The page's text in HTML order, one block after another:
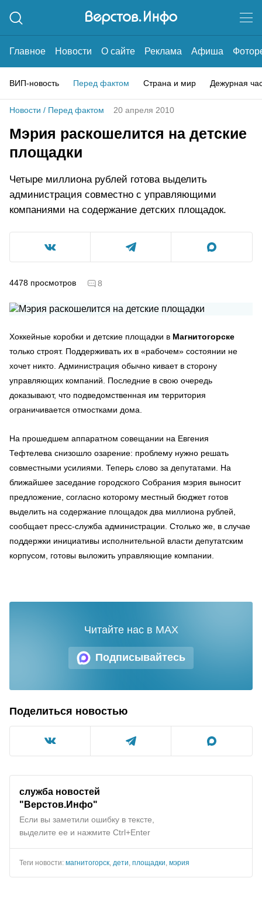
Главное Новости О сайте Реклама Афиша
ВИП-новость Перед фактом Страна и мир Дежурная
Новости / Перед фактом 20 апреля 2010
Мэрия раскошелится на детские
площадки
Четыре миллиона рублей готова выделить
администрация совместно с управляющими
компаниями на содержание детских площадок.
4478 просмотров 8
Хоккейные коробки и детские площадки в Магнитогорске
только строят. Поддерживать их в «рабочем» состоянии не
хочет никто. Администрация обычно кивает в сторону
управляющих компаний. Последние в свою очередь
доказывают, что подведомственная им территория
ограничивается отмостками дома.
На прошедшем аппаратном совещании на Евгения
Тефтелева снизошло озарение: проблему нужно решать
совместными усилиями. Теперь слово за депутатами. На
ближайшее заседание городского Собрания мэрия выносит
предложение, согласно которому местный бюджет готов
выделить на содержание площадок два миллиона рублей,
сообщает пресс-служба администрации. Столько же, в случае
поддержки инициативы исполнительной власти депутатским
корпусом, готовы выложить управляющие компании.
Подписывайтесь
Читайте нас в MAX
Поделиться новостью
служба новостей
"Верстов.Инфо"
Если вы заметили ошибку в тексте,
выделите ее и нажмите Ctrl+Enter
Теги новости: магнитогорск дети площадки мэрия